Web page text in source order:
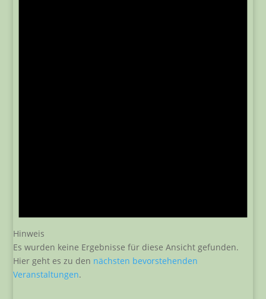
Hinweis
Es wurden keine Ergebnisse für diese Ansicht gefunden.
Hier geht es zu den nächsten bevorstehenden
Veranstaltungen.